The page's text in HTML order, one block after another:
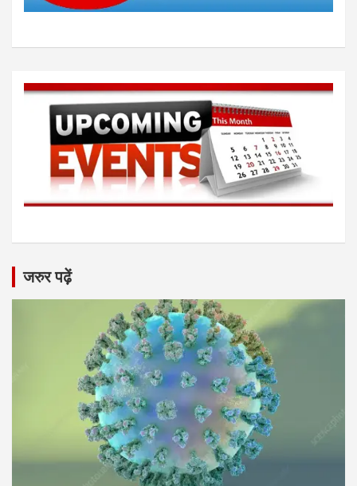
जरुर पढ़ें